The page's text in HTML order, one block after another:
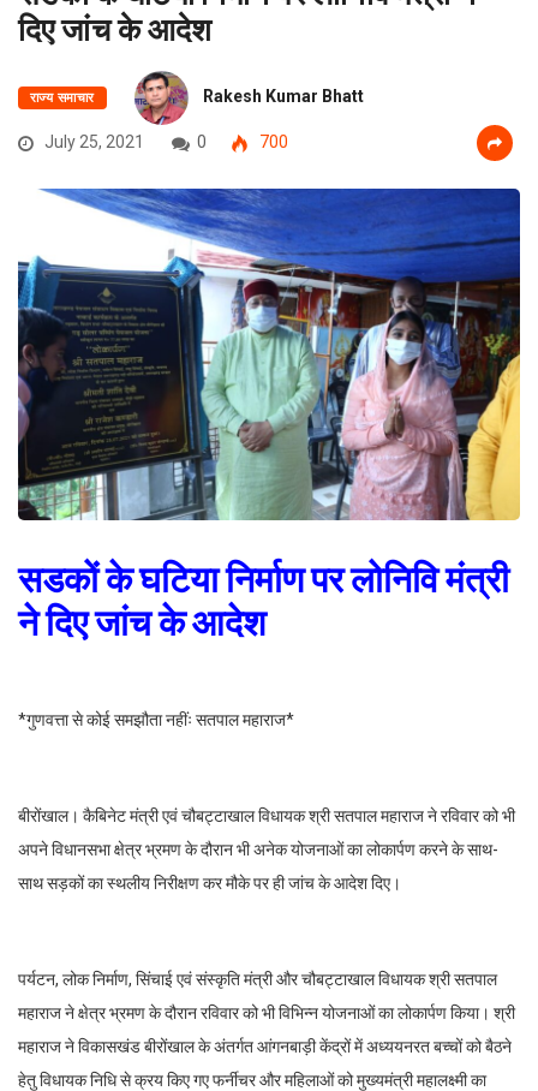
दिए जांच के आदेश
राज्य समाचार Rakesh Kumar Bhatt
July 25, 2021 0 700
सडकों के घटिया निर्माण पर लोनिवि मंत्री
ने दिए जांच के आदेश
*गुणवत्ता से कोई समझौता नहींः सतपाल महाराज*
बीरोंखाल। कैबिनेट मंत्री एवं चौबट्टाखाल विधायक श्री सतपाल महाराज ने रविवार को भी
अपने विधानसभा क्षेत्र भ्रमण के दौरान भी अनेक योजनाओं का लोकार्पण करने के साथ-
साथ सड़कों का स्थलीय निरीक्षण कर मौके पर ही जांच के आदेश दिए।
पर्यटन, लोक निर्माण, सिंचाई एवं संस्कृति मंत्री और चौबट्टाखाल विधायक श्री सतपाल
महाराज ने क्षेत्र भ्रमण के दौरान रविवार को भी विभिन्न योजनाओं का लोकार्पण किया। श्री
महाराज ने विकासखंड बीरोंखाल के अंतर्गत आंगनबाड़ी केंद्रों में अध्ययनरत बच्चों को बैठने
हेतु विधायक निधि से क्रय किए गए फर्नीचर और महिलाओं को मुख्यमंत्री महालक्ष्मी का